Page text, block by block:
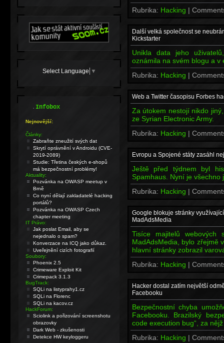
Rubrika: Hacking |
Další velká společnost se
Kickstarter
Unikla data jeho
oznámila na svém blogu a v
Rubrika: Hacking |
Web a Twitter časopisu Forbes
Za útokem nestojí nikdo
ze Syrian Electronic Army.
Rubrika: Hacking |
Evropu a Spojené státy zasáhl
Ještě před týdnem byl
Spamhaus. Nyní je všechno
Rubrika: Hacking |
Google blokuje stránky
MadAdsMedia
Tisíce majitelů webových
MadAdsMedia, bylo zřejmě
hlavní stránky zobrazil
Rubrika: Hacking |
Hacker dostal zatím největší
Facebooku
Bezpečnostní chyba
Facebooku. Brazilský
code execution bug“, za
Rubrika: Hacking |
Select Language ▼
.Infobox
Nejnovější:
Články:
Zabraňte zneužití svých dat
Skrytí oprávnění v Androidu (CVE-
2019-2089)
Studie: Třetina českých e-shopů
má bezpečnostní problémy!
Aktuality:
Pozvánka na OWASP meetup v
Brně
Co nyní dělají zakladatelé hacking
portálů?
Pozvánka na OWASP Czech
chapter meeting
IT Právo:
Jak poslat Email, aby se
nejednalo o spam?
Konverzace na ICQ jako důkaz.
Uveřejnění cizích fotografií
Soubory:
Phoenix 2.5
Crimeware Exploit Kit
Crimepack 3.1.3
BugTrack:
SQLi na listyprahy1.cz
SQLi na Florenc
SQLi na kacov.cz
HackForum:
Sciolink a pořizování screenshotu
obrazovky
Dark Web - zkušenosti
Detekce HW keyloggeru